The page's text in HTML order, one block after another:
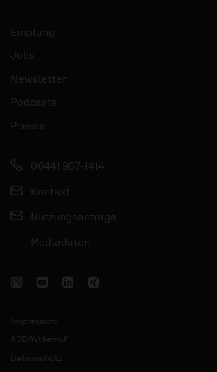
Empfang
Jobs
Newsletter
Podcasts
Presse
06441 957-1414
Kontakt
Nutzungsanfrage
Mediadaten
Impressum
AGB/Widerruf
Datenschutz